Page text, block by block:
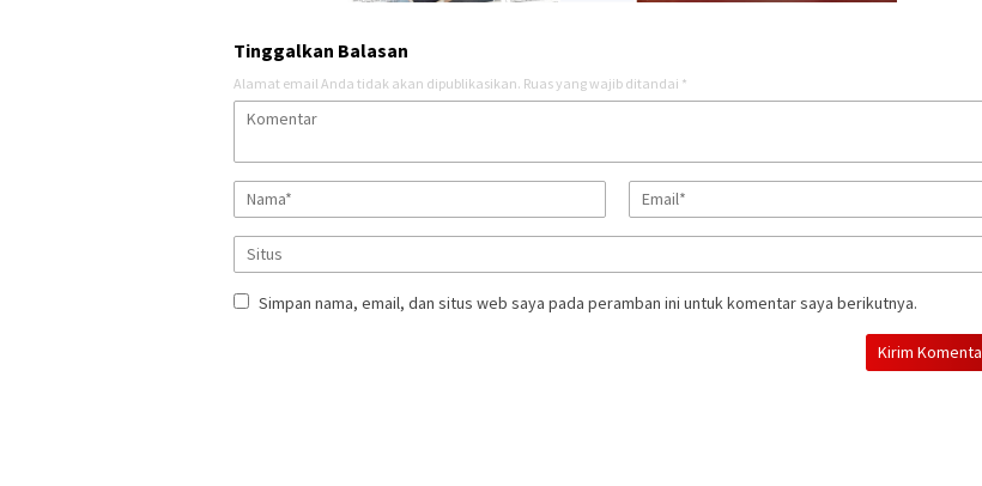
Tinggalkan Balasan
Alamat email Anda tidak akan dipublikasikan. Ruas yang wajib ditandai *
Simpan nama, email, dan situs web saya pada peramban ini untuk komentar saya berikutnya.